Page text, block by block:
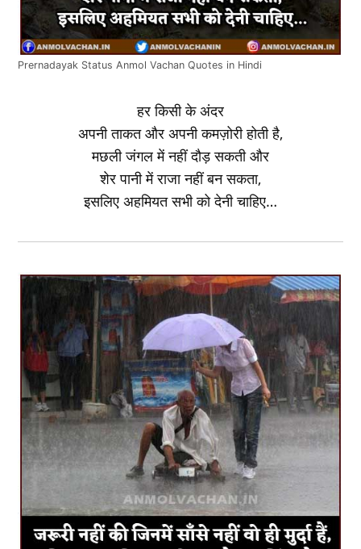
Prernadayak Status Anmol Vachan Quotes in Hindi
हर किसी के अंदर
अपनी ताकत और अपनी कमज़ोरी होती है,
मछली जंगल में नहीं दौड़ सकती और
शेर पानी में राजा नहीं बन सकता,
इसलिए अहमियत सभी को देनी चाहिए…